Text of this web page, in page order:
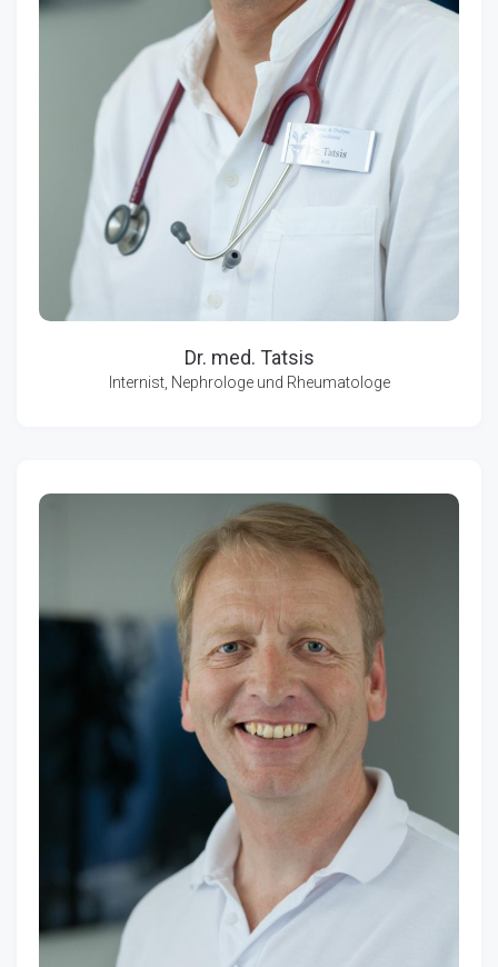
Dr. med. Tatsis
Internist, Nephrologe und Rheumatologe